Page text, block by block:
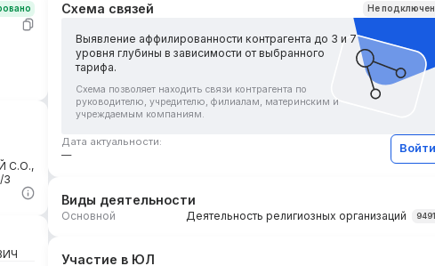
С.О.,
3
Схема связей Не
Выявление аффилированности контрагента до 3 и 7
уровня глубины в зависимости от выбранного
тарифа.
Схема позволяет находить связи контрагента по
руководителю, учредителю, филиалам, материнским и
учреждаемым компаниям.
Дата актуальности:
—
Войти
Виды деятельности
Основной Деятельность религиозных организаций
Участие в ЮЛ